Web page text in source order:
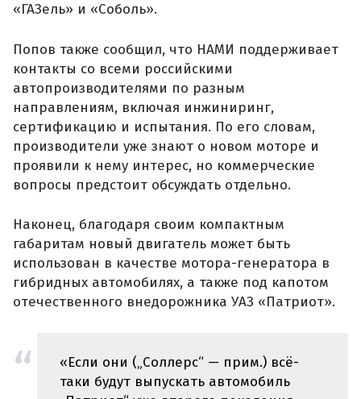
«ГАЗель» и «Соболь».
Попов также сообщил, что НАМИ поддерживает
контакты со всеми российскими
автопроизводителями по разным
направлениям, включая инжиниринг,
сертификацию и испытания. По его словам,
производители уже знают о новом моторе и
проявили к нему интерес, но коммерческие
вопросы предстоит обсуждать отдельно.
Наконец, благодаря своим компактным
габаритам новый двигатель может быть
использован в качестве мотора-генератора в
гибридных автомобилях, а также под капотом
отечественного внедорожника УАЗ «Патриот».
«Если они („Соллерс“ — прим.) всё-
таки будут выпускать автомобиль